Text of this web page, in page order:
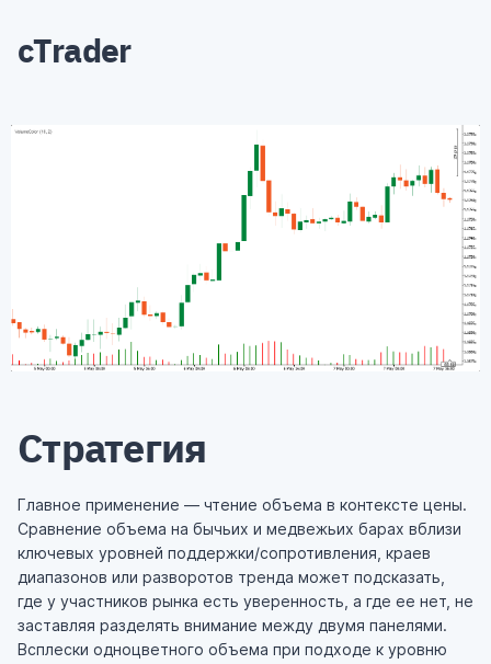
cTrader
Стратегия
Главное применение — чтение объема в контексте цены.
Сравнение объема на бычьих и медвежьих барах вблизи
ключевых уровней поддержки/сопротивления, краев
диапазонов или разворотов тренда может подсказать,
где у участников рынка есть уверенность, а где ее нет, не
заставляя разделять внимание между двумя панелями.
Всплески одноцветного объема при подходе к уровню